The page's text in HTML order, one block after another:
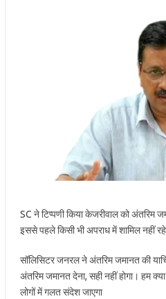
SC ने टिप्पणी किया केजरीवाल को अंतरिम
इससे पहले किसी भी अपराध में शामिल नहीं
सॉलिसिटर जनरल ने अंतरिम जमानत की
अंतरिम जमानत देना, सही नहीं होगा। हम
लोगों में गलत संदेश जाएगा